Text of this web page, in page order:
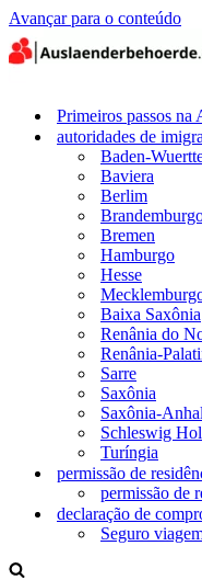
Avançar para o conteúdo
Primeiros passos na
autoridades de
Baden-
Baviera
Berlim
Bremen
Hamburgo
Hesse
Baixa Saxônia
Renânia do
Renânia-
Sarre
Saxônia
Saxônia-
Schleswig
Turíngia
permissão de
permissão de
declaração de
Seguro